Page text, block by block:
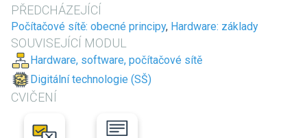
PŘEDCHÁZEJÍCÍ
Počítačové sítě: obecné principy, Hardware: základy
SOUVISEJÍCÍ MODUL
Hardware, software, počítačové sítě
Digitální technologie (SŠ)
CVIČENÍ